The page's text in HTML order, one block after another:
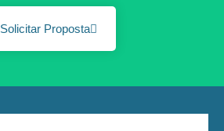
Solicitar Proposta